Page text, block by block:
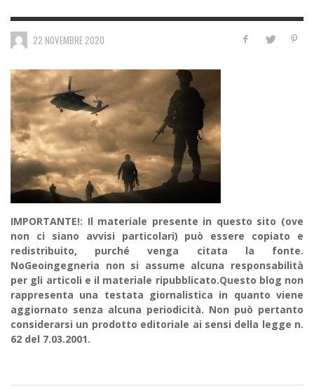
22 NOVEMBRE 2020
IMPORTANTE!: Il materiale presente in questo sito (ove
non ci siano avvisi particolari) può essere copiato e
redistribuito, purché venga citata la fonte.
NoGeoingegneria non si assume alcuna responsabilità
per gli articoli e il materiale ripubblicato.Questo blog non
rappresenta una testata giornalistica in quanto viene
aggiornato senza alcuna periodicità. Non può pertanto
considerarsi un prodotto editoriale ai sensi della legge n.
62 del 7.03.2001.